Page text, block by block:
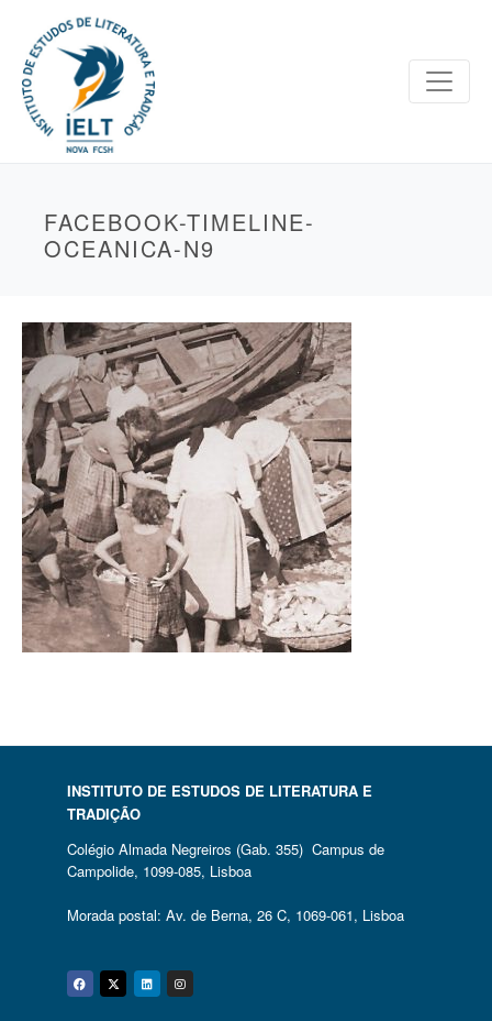
FACEBOOK-TIMELINE-
OCEANICA-N9
INSTITUTO DE ESTUDOS DE LITERATURA E
TRADIÇÃO
Colégio Almada Negreiros (Gab. 355) Campus de
Campolide, 1099-085, Lisboa
Morada postal: Av. de Berna, 26 C, 1069-061, Lisboa
Facebook
Twitter
Linkedin
Instagram